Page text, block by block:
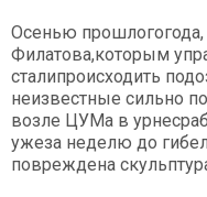
Осенью
Филатова,которым
сталипроисходить
неизвестные сильно
возле ЦУМа в
ужеза неделю до
повреждена